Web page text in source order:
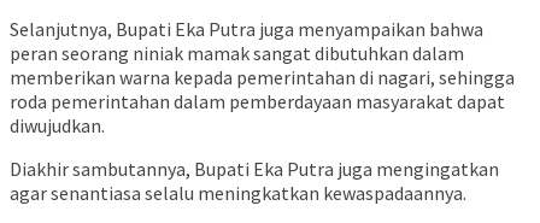
Selanjutnya, Bupati Eka Putra juga menyampaikan bahwa
peran seorang niniak mamak sangat dibutuhkan dalam
memberikan warna kepada pemerintahan di nagari, sehingga
roda pemerintahan dalam pemberdayaan masyarakat dapat
diwujudkan.
Diakhir sambutannya, Bupati Eka Putra juga mengingatkan
agar senantiasa selalu meningkatkan kewaspadaannya.